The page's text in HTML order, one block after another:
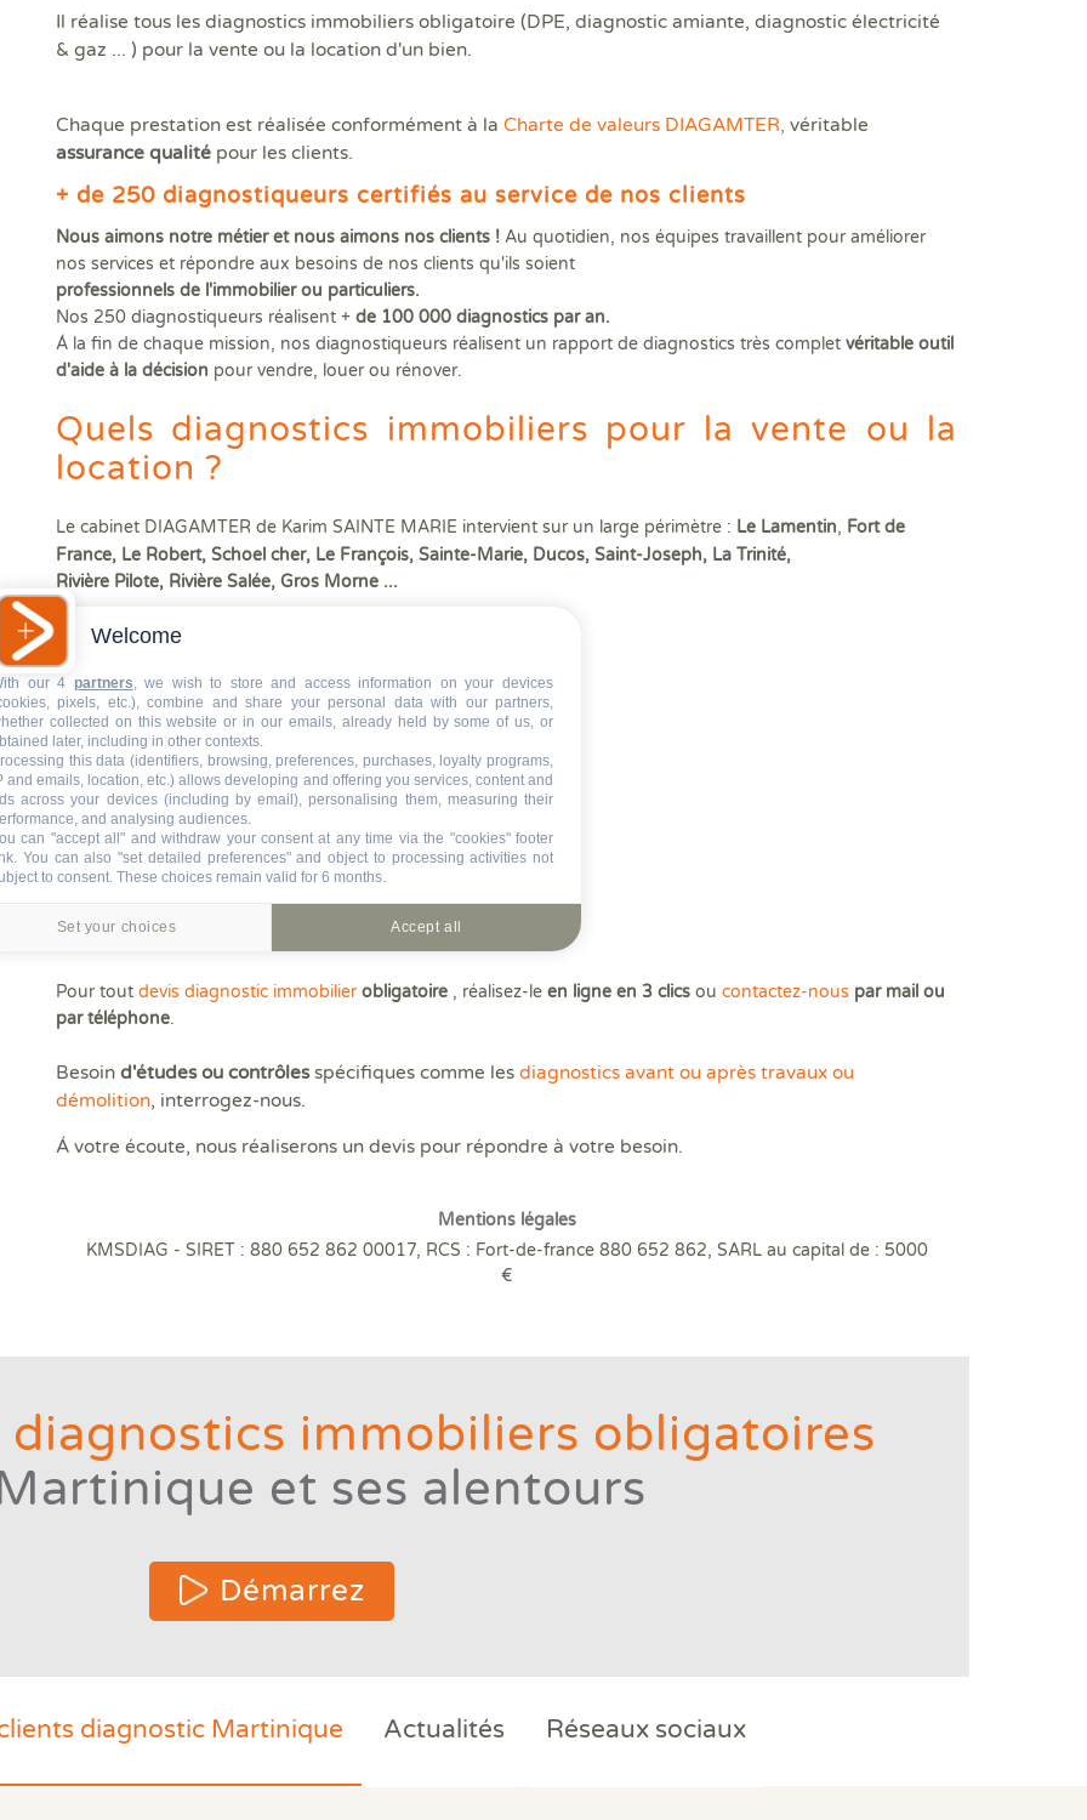
Il réalise tous les diagnostics immobiliers obligatoire (DPE, diagnostic amiante, diagnostic électricité
& gaz ... ) pour la vente ou la location d'un bien.
Chaque prestation est réalisée conformément à la Charte de valeurs DIAGAMTER, véritable
assurance qualité pour les clients.
+ de 250 diagnostiqueurs certifiés au service de nos clients
Nous aimons notre métier et nous aimons nos clients ! Au quotidien, nos équipes travaillent pour améliorer
nos services et répondre aux besoins de nos clients qu'ils soient
professionnels de l'immobilierou particuliers.
Nos 250 diagnostiqueurs réalisent + de 100 000 diagnostics par an.
Á la fin de chaque mission, nos diagnostiqueurs réalisent un rapport de diagnostics très complet véritable outil
d'aide à la décision pour vendre, louer ou rénover.
Quels diagnostics immobiliers pour la vente ou la
location ?
Le cabinet DIAGAMTER de Karim SAINTE MARIE intervient sur un large périmètre : Le Lamentin, Fort de
France, Le Robert, Schoel cher, Le François, Sainte-Marie, Ducos, Saint-Joseph, La Trinité,
Rivière Pilote, Rivière Salée, Gros Morne ...
Il réalise tous les
DPE M (Diagnostic Performance Energétique Martinique)
Superficie Carrez
Surface habitable
Diagnostic Electricité
Diagnostic Plomb
ERP (Etat des Risques et Pollutions)
Diagnostic gaz
Pour tout devis diagnostic immobilier obligatoire , réalisez-le en ligne en 3 clics ou contactez-nous par mail ou
par téléphone.
Besoin d'études ou contrôlesspécifiques comme les diagnostics avant ou après travaux ou
démolition, interrogez-nous.
Á votre écoute, nous réaliserons un devis pour répondre à votre besoin.
Mentions légales
KMSDIAG - SIRET : 880 652 862 00017, RCS : Fort-de-france 880 652 862, SARL au capital de : 5000
€
diagnostics immobiliers obligatoires
et ses alentours
Démarrez
diagnostic Martinique Actualités Réseaux sociaux
Welcome
our 4 partners , we wish to store and access information on your devices
pixels, etc.), combine and share your personal data with our partners,
collected on this website or in our emails, already held by some of us, or
later, including in other contexts.
this data (identifiers, browsing, preferences, purchases, loyalty programs,
and emails, location, etc.) allows developing and offering you services, content and
across your devices (including by email), personalising them, measuring their
and analysing audiences.
can "accept all" and withdraw your consent at any time via the "cookies" footer
. You can also "set detailed preferences" and object to processing activities not
to consent. These choices remain valid for 6 months.
Set your choices Accept all